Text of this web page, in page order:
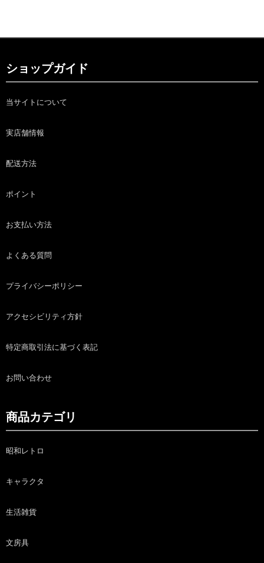
ショップガイド
当サイトについて
実店舗情報
配送方法
ポイント
お支払い方法
よくある質問
プライバシーポリシー
アクセシビリティ方針
特定商取引法に基づく表記
お問い合わせ
商品カテゴリ
昭和レトロ
キャラクタ
生活雑貨
文房具